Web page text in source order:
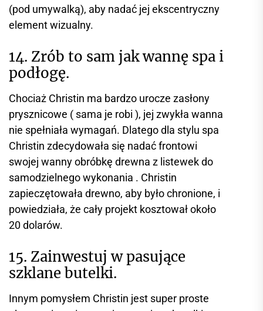
(pod umywalką), aby nadać jej ekscentryczny
element wizualny.
14. Zrób to sam jak wannę spa i
podłogę.
Chociaż Christin ma bardzo urocze zasłony
prysznicowe ( sama je robi ), jej zwykła wanna
nie spełniała wymagań. Dlatego dla stylu spa
Christin zdecydowała się nadać frontowi
swojej wanny obróbkę drewna z listewek do
samodzielnego wykonania . Christin
zapieczętowała drewno, aby było chronione, i
powiedziała, że ​​cały projekt kosztował około
20 dolarów.
15. Zainwestuj w pasujące
szklane butelki.
Innym pomysłem Christin jest super proste